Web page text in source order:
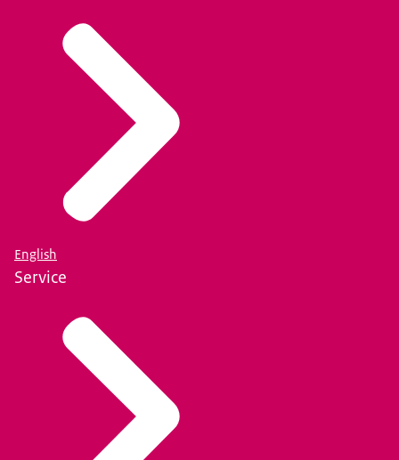
Zaken en Werkgelegenheid.
Wat zijn uw rechten?
Meer informatie over uw rechten vindt u op de
'Privacy' (link opent in nieuw tabblad)
English
Service